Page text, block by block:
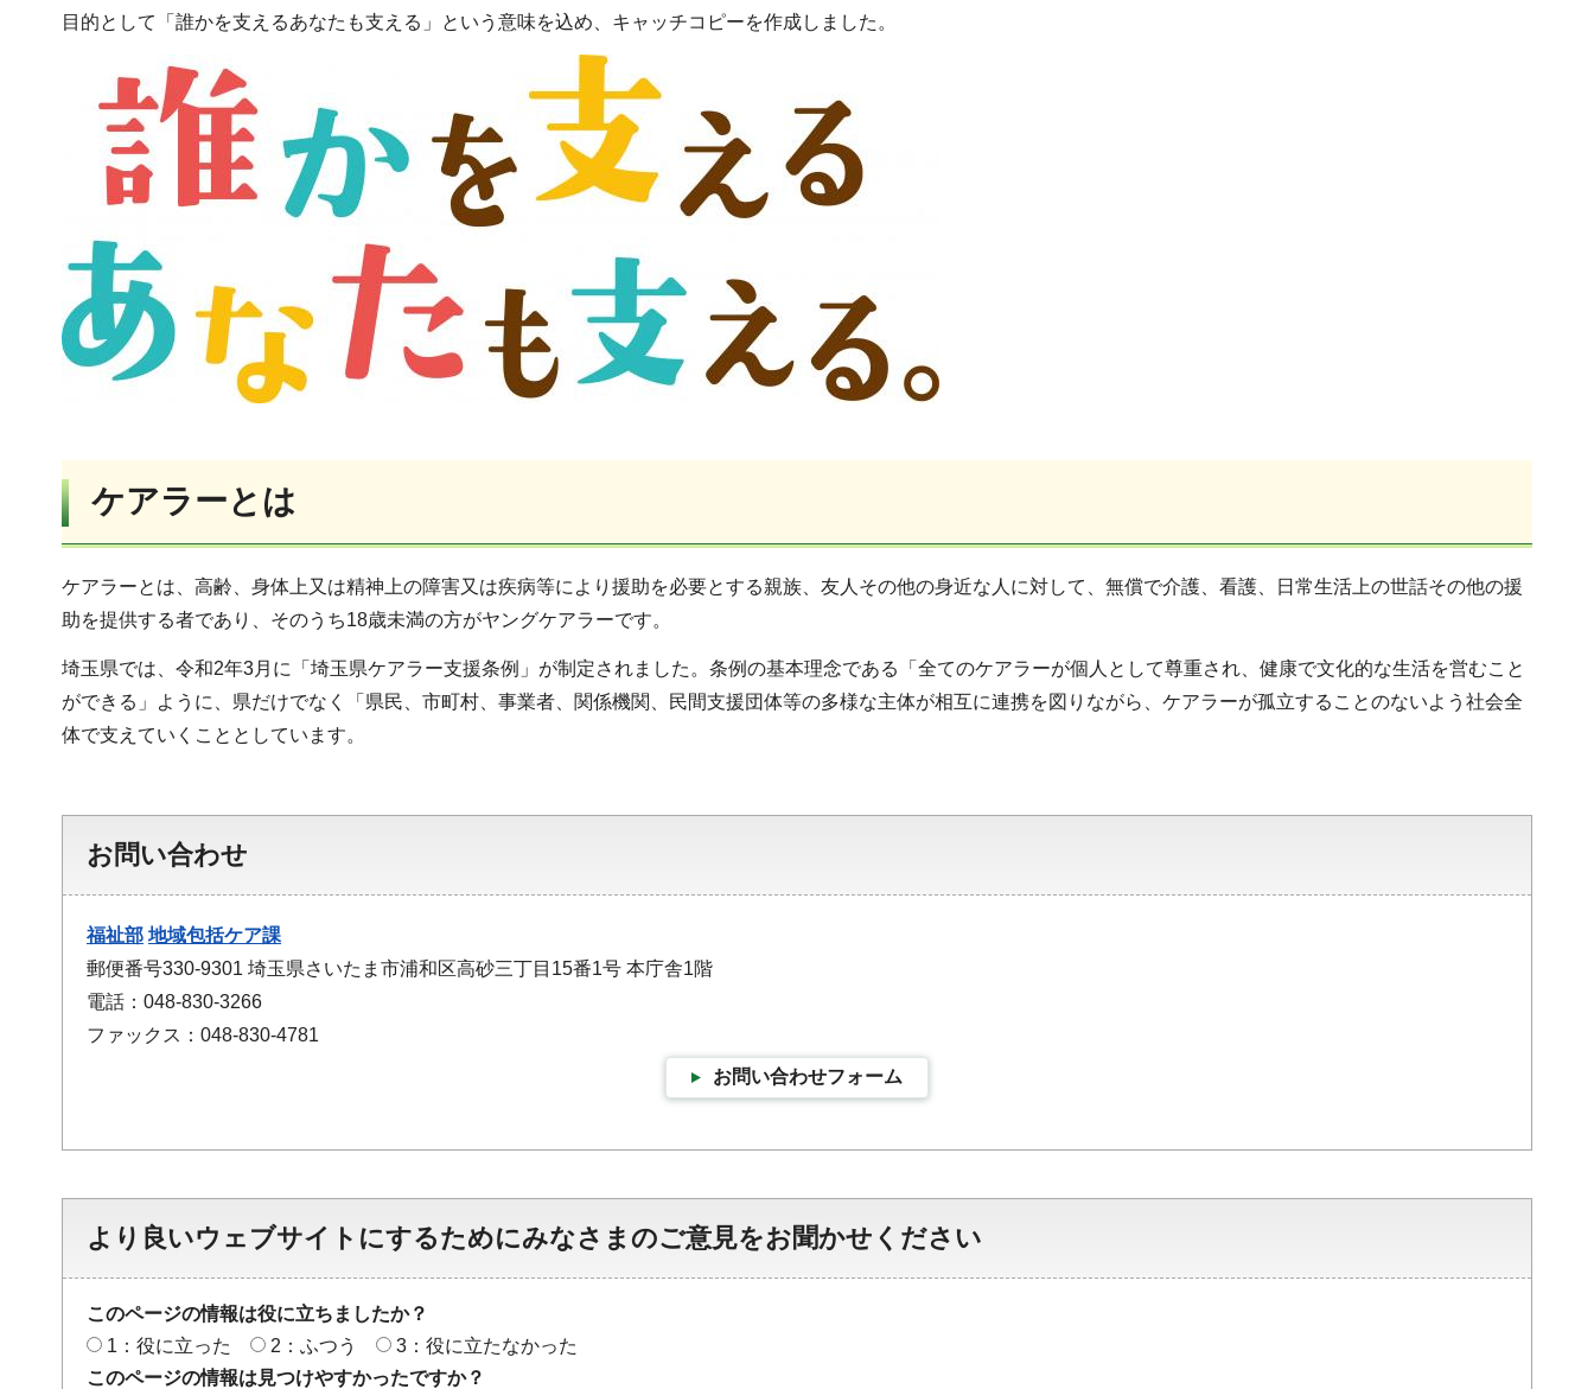
目的として「誰かを支えるあなたも支える」という意味を込め、キャッチコピーを作成しました。
ケアラーとは
ケアラーとは、高齢、身体上又は精神上の障害又は疾病等により援助を必要とする親族、友人その他の身近な人に対して、無償で介護、看護、日常生活上の世話その他の援
助を提供する者であり、そのうち18歳未満の方がヤングケアラーです。
埼玉県では、令和2年3月に「埼玉県ケアラー支援条例」が制定されました。条例の基本理念である「全てのケアラーが個人として尊重され、健康で文化的な生活を営むこと
ができる」ように、県だけでなく「県民、市町村、事業者、関係機関、民間支援団体等の多様な主体が相互に連携を図りながら、ケアラーが孤立することのないよう社会全
体で支えていくこととしています。
お問い合わせ
福祉部 地域包括ケア課
郵便番号330-9301 埼玉県さいたま市浦和区高砂三丁目15番1号 本庁舎1階
電話：048-830-3266
ファックス：048-830-4781
お問い合わせフォーム
より良いウェブサイトにするためにみなさまのご意見をお聞かせください
このページの情報は役に立ちましたか？
1：役に立った
2：ふつう
3：役に立たなかった
このページの情報は見つけやすかったですか？